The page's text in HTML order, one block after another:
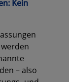
Kein
– also